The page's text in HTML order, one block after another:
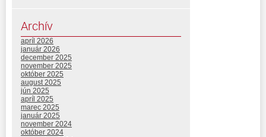
Archív
apríl 2026
január 2026
december 2025
november 2025
október 2025
august 2025
jún 2025
apríl 2025
marec 2025
január 2025
november 2024
október 2024